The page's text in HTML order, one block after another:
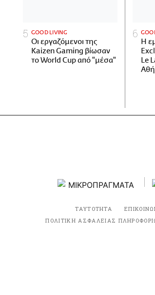
GOOD LIVING
Οι εργαζόμενοι της
Kaizen Gaming βίωσαν
το World Cup από "μέσα"
Η
Le
ΤΑΥΤΟΤΗΤΑ
ΠΟΛΙΤΙΚΗ ΑΣΦΑΛΕΙΑΣ